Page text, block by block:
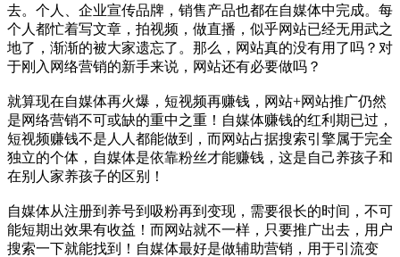
去。个人、企业宣传品牌，销售产品也都在自媒体中完成。每
个人都忙着写文章，拍视频，做直播，似乎网站已经无用武之
地了，渐渐的被大家遗忘了。那么，网站真的没有用了吗？对
于刚入网络营销的新手来说，网站还有必要做吗？
就算现在自媒体再火爆，短视频再赚钱，网站+网站推广仍然
是网络营销不可或缺的重中之重！自媒体赚钱的红利期已过，
短视频赚钱不是人人都能做到，而网站占据搜索引擎属于完全
独立的个体，自媒体是依靠粉丝才能赚钱，这是自己养孩子和
在别人家养孩子的区别！
自媒体从注册到养号到吸粉再到变现，需要很长的时间，不可
能短期出效果有收益！而网站就不一样，只要推广出去，用户
搜索一下就能找到！自媒体最好是做辅助营销，用于引流变